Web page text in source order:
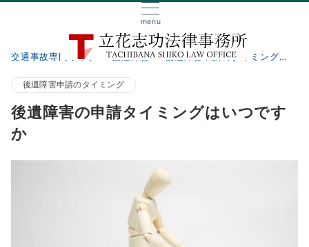
menu
交通事故専門サイト 後遺障害 後遺障害申請のタイミング
後遺障害申請のタイミング
後遺障害の申請タイミングはいつです
か